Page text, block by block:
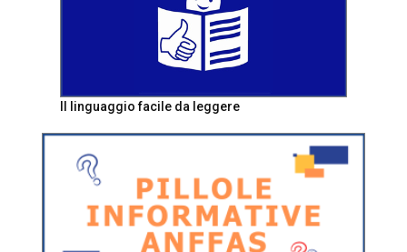
Il linguaggio facile da leggere